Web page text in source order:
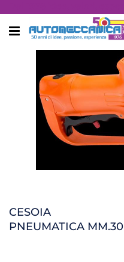
Open menu
CESOIA
PNEUMATICA MM.30